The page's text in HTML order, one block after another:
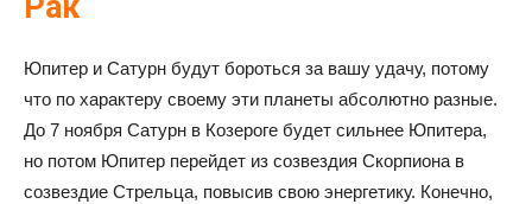
Юпитер и Сатурн будут бороться за вашу удачу, потому
что по характеру своему эти планеты абсолютно разные.
До 7 ноября Сатурн в Козероге будет сильнее Юпитера,
но потом Юпитер перейдет из созвездия Скорпиона в
созвездие Стрельца, повысив свою энергетику. Конечно,